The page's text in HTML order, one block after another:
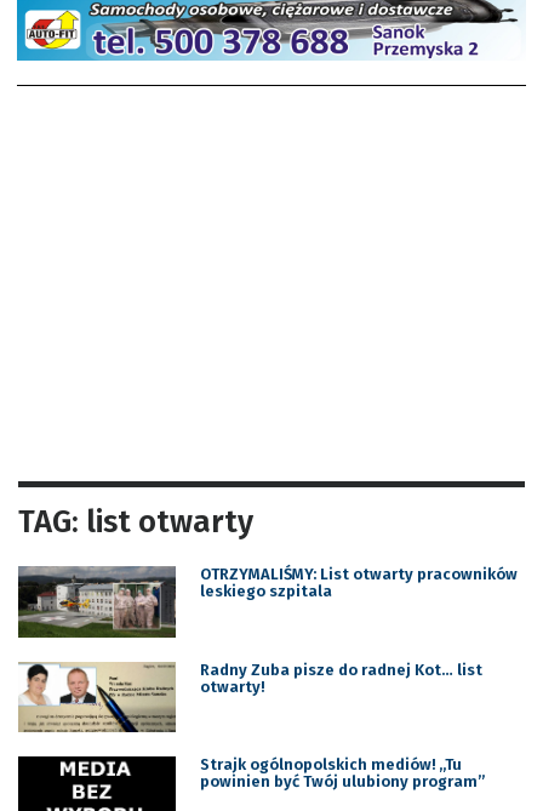
TAG: list otwarty
OTRZYMALIŚMY: List otwarty pracowników
leskiego szpitala
Radny Zuba pisze do radnej Kot… list
otwarty!
Strajk ogólnopolskich mediów! „Tu
powinien być Twój ulubiony program”